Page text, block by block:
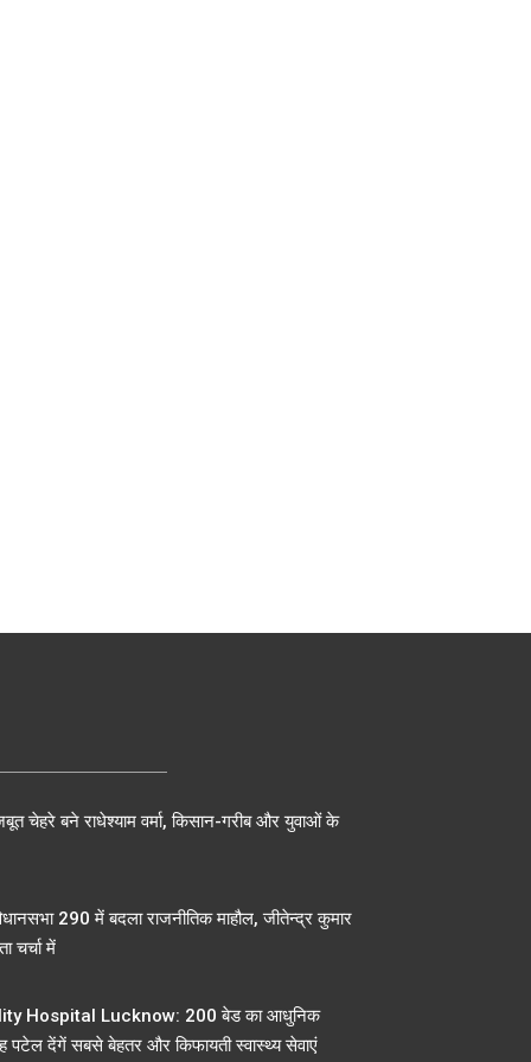
चेहरे बने राधेश्याम वर्मा, किसान-गरीब और युवाओं के
290 में बदला राजनीतिक माहौल, जीतेन्द्र कुमार
चर्चा में
Hospital Lucknow: 200 बेड का आधुनिक
देंगें सबसे बेहतर और किफायती स्वास्थ्य सेवाएं